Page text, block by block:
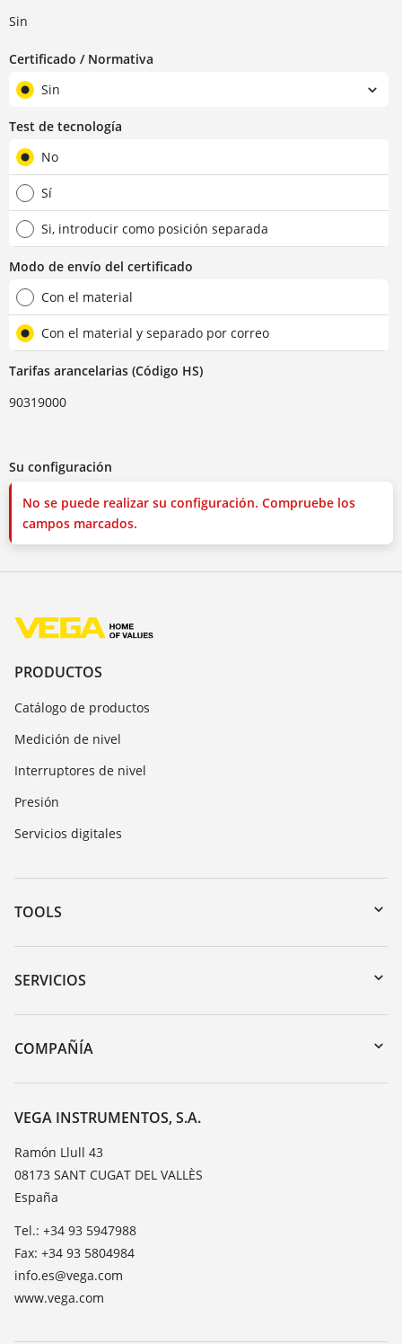
Sin
Certificado / Normativa
Sin
Test de tecnología
No
Sí
Si, introducir como posición separada
Modo de envío del certificado
Con el material
Con el material y separado por correo
Tarifas arancelarias (Código HS)
90319000
Su configuración
No se puede realizar su configuración. Compruebe los
campos marcados.
PRODUCTOS
Catálogo de productos
Medición de nivel
Interruptores de nivel
Presión
Servicios digitales
TOOLS
Zona de descarga
Búsqueda por número de serie
DTM Collection/PACTware
SERVICIOS
Devolución de instrumentos
Cursos de formacion
Lista de resistencias
TeamViewer
COMPAÑÍA
Acerca de VEGA
Contacto
Notícias
Prensa
Blog
VEGA INSTRUMENTOS, S.A.
Ramón Llull 43
08173 SANT CUGAT DEL VALLÈS
España
Tel.: +34 93 5947988
Fax: +34 93 5804984
info.es@vega.com
www.vega.com